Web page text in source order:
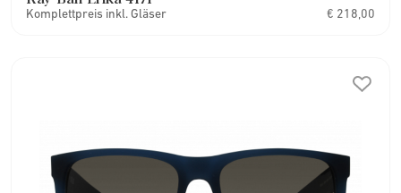
Komplettpreis inkl. Gläser € 218,00